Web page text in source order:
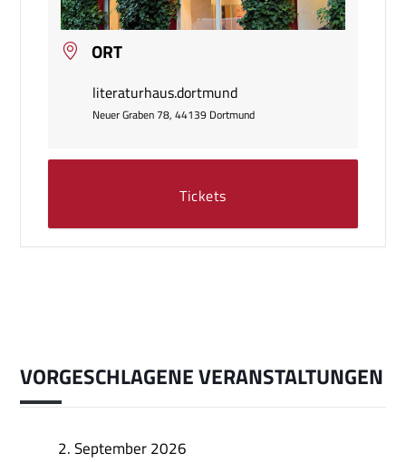
ORT
literaturhaus.dortmund
Neuer Graben 78, 44139 Dortmund
Tickets
VORGESCHLAGENE VERANSTALTUNGEN
2. September 2026